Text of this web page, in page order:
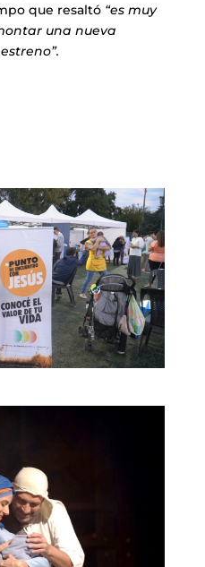
que resaltó“es muy
una nueva